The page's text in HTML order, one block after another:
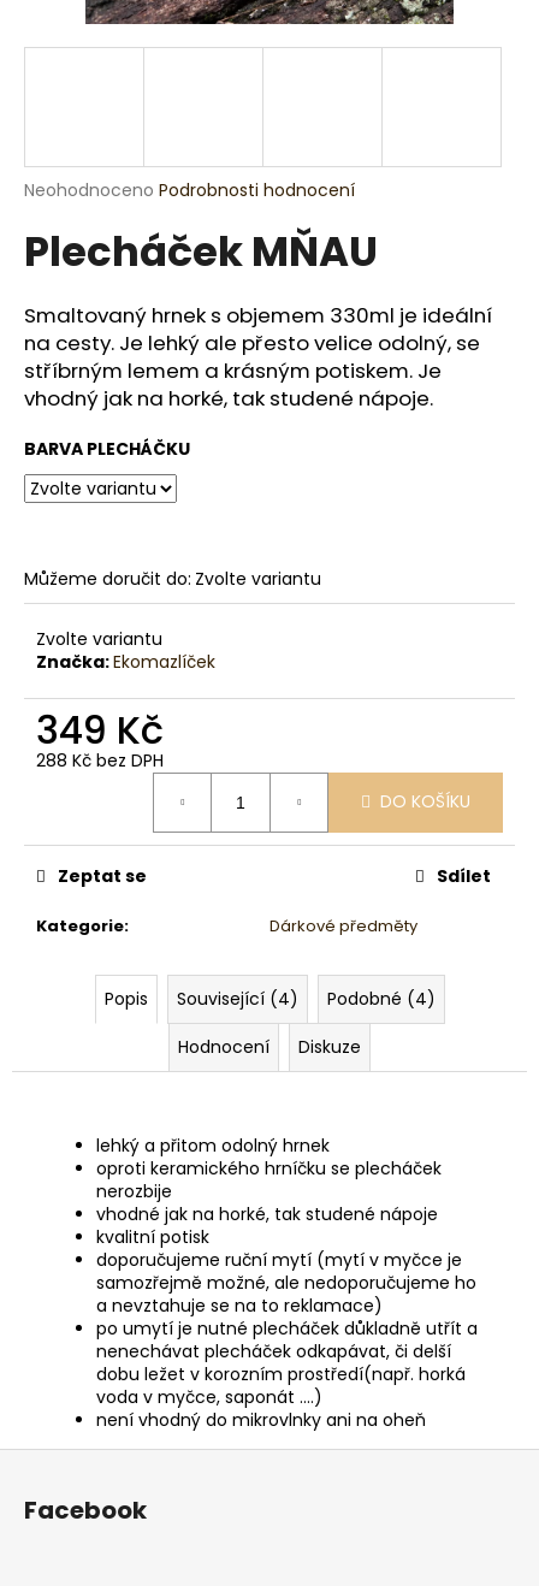
Průměrné
produktu
je
z
5
hvězdiček.
Neohodnoceno Podrobnosti hodnocení
Plecháček MŇAU
Smaltovaný hrnek s objemem 330ml je ideální
na cesty. Je lehký ale přesto velice odolný, se
stříbrným lemem a krásným potiskem. Je
vhodný jak na horké, tak studené nápoje.
BARVA PLECHÁČKU
Můžeme doručit do: Zvolte variantu
Zvolte variantu
Značka:Ekomazlíček
349 Kč
288 Kč bez DPH
DO KOŠÍKU
Kategorie: Dárkové předměty
Zeptat se Sdílet
Popis Související (4)
Podobné (4)
Hodnocení
Diskuze
lehký a přitom odolný hrnek
oproti keramického hrníčku se plecháček
nerozbije
vhodné jak na horké, tak studené nápoje
kvalitní potisk
doporučujeme ruční mytí (mytí v myčce je
samozřejmě možné, ale nedoporučujeme ho
a nevztahuje se na to reklamace)
po umytí je nutné plecháček důkladně utřít a
nenechávat plecháček odkapávat, či delší
dobu ležet v korozním prostředí(např. horká
voda v myčce, saponát ….)
není vhodný do mikrovlnky ani na oheň
j
?
D
o
p
o
r
u
j
m
e
Z
Facebook